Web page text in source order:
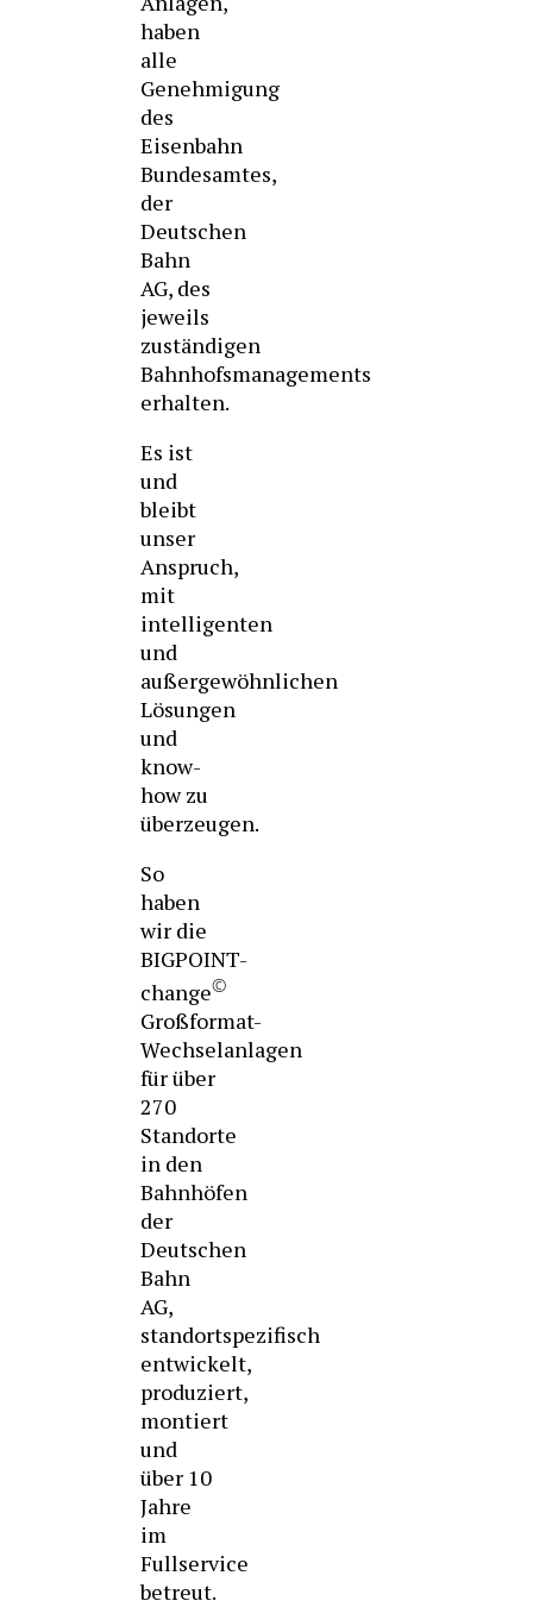
haben
alle
Genehmigung
des
Eisenbahn
Bundesamtes,
der
Deutschen
Bahn
AG, des
jeweils
zuständigen
Bahnhofsmanagements
erhalten.
Es ist
und
bleibt
unser
Anspruch,
mit
intelligenten
und
außergewöhnlichen
Lösungen
und
know-
how zu
überzeugen.
So
haben
wir die
BIGPOINT-
change©
Großformat-
Wechselanlagen
für über
270
Standorte
in den
Bahnhöfen
der
Deutschen
Bahn
AG,
standortspezifisch
entwickelt,
produziert,
montiert
und
über 10
Jahre
im
Fullservice
betreut.